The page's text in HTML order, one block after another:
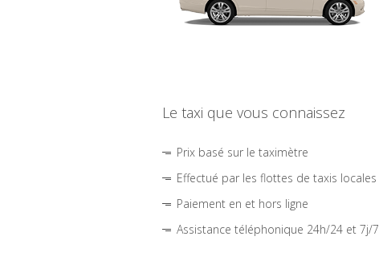
Le taxi que vous connaissez
Prix basé sur le taximètre
Effectué par les flottes de taxis locales
Paiement en et hors ligne
Assistance téléphonique 24h/24 et 7j/7